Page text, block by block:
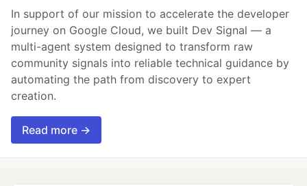
In support of our mission to accelerate the developer
journey on Google Cloud, we built Dev Signal — a
multi-agent system designed to transform raw
community signals into reliable technical guidance by
automating the path from discovery to expert
creation.
Read more →